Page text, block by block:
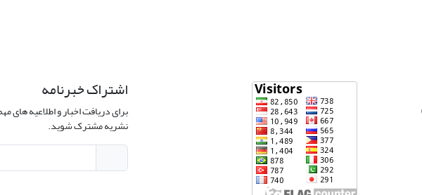
اشتراک خبرنامه
برای دریافت اخبار و اطلاعیه های
نشریه مشترک شوید.